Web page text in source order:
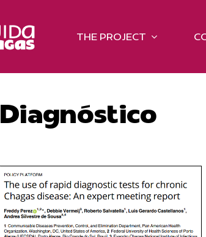
THE PROJECT
Diagnóstico